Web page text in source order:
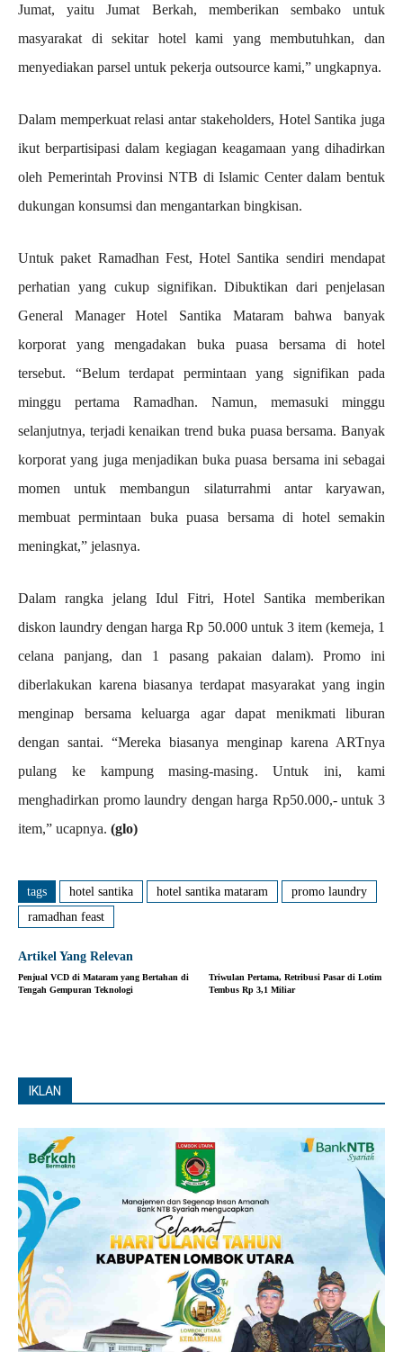
Jumat, yaitu Jumat Berkah, memberikan sembako untuk
masyarakat di sekitar hotel kami yang membutuhkan, dan
menyediakan parsel untuk pekerja outsource kami,” ungkapnya.
Dalam memperkuat relasi antar stakeholders, Hotel Santika juga
ikut berpartisipasi dalam kegiagan keagamaan yang dihadirkan
oleh Pemerintah Provinsi NTB di Islamic Center dalam bentuk
dukungan konsumsi dan mengantarkan bingkisan.
Untuk paket Ramadhan Fest, Hotel Santika sendiri mendapat
perhatian yang cukup signifikan. Dibuktikan dari penjelasan
General Manager Hotel Santika Mataram bahwa banyak
korporat yang mengadakan buka puasa bersama di hotel
tersebut. “Belum terdapat permintaan yang signifikan pada
minggu pertama Ramadhan. Namun, memasuki minggu
selanjutnya, terjadi kenaikan trend buka puasa bersama. Banyak
korporat yang juga menjadikan buka puasa bersama ini sebagai
momen untuk membangun silaturrahmi antar karyawan,
membuat permintaan buka puasa bersama di hotel semakin
meningkat,” jelasnya.
Dalam rangka jelang Idul Fitri, Hotel Santika memberikan
diskon laundry dengan harga Rp 50.000 untuk 3 item (kemeja, 1
celana panjang, dan 1 pasang pakaian dalam). Promo ini
diberlakukan karena biasanya terdapat masyarakat yang ingin
menginap bersama keluarga agar dapat menikmati liburan
dengan santai. “Mereka biasanya menginap karena ARTnya
pulang ke kampung masing-masing. Untuk ini, kami
menghadirkan promo laundry dengan harga Rp50.000,- untuk 3
item,” ucapnya. (glo)
tags hotel santika hotel santika mataram
promo laundry
ramadhan feast
Artikel Yang Relevan
Penjual VCD di Mataram yang Bertahan di
Tengah Gempuran Teknologi
Triwulan Pertama, Retribusi Pasar di Lotim
Tembus Rp 3,1 Miliar
IKLAN